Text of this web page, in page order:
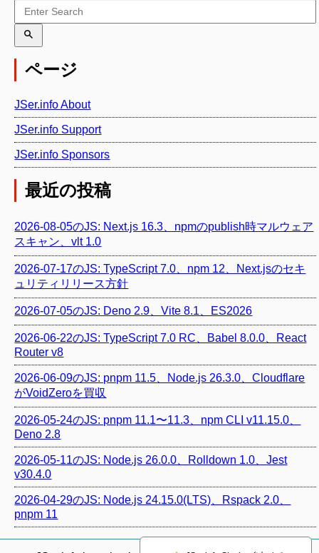
ページ
JSer.info About
JSer.info Support
JSer.info Sponsors
最近の投稿
2026-08-05のJS: Next.js 16.3、npmのpublish時マルウェア
スキャン、vlt 1.0
2026-07-17のJS: TypeScript 7.0、npm 12、Next.jsのセキ
ュリティリリース方針
2026-07-05のJS: Deno 2.9、Vite 8.1、ES2026
2026-06-22のJS: TypeScript 7.0 RC、Babel 8.0.0、React
Router v8
2026-06-09のJS: pnpm 11.5、Node.js 26.3.0、Cloudflare
がVoidZeroを買収
2026-05-24のJS: pnpm 11.1〜11.3、npm CLI v11.15.0、
Deno 2.8
2026-05-11のJS: Node.js 26.0.0、Rolldown 1.0、Jest
v30.4.0
2026-04-29のJS: Node.js 24.15.0(LTS)、Rspack 2.0、
pnpm 11